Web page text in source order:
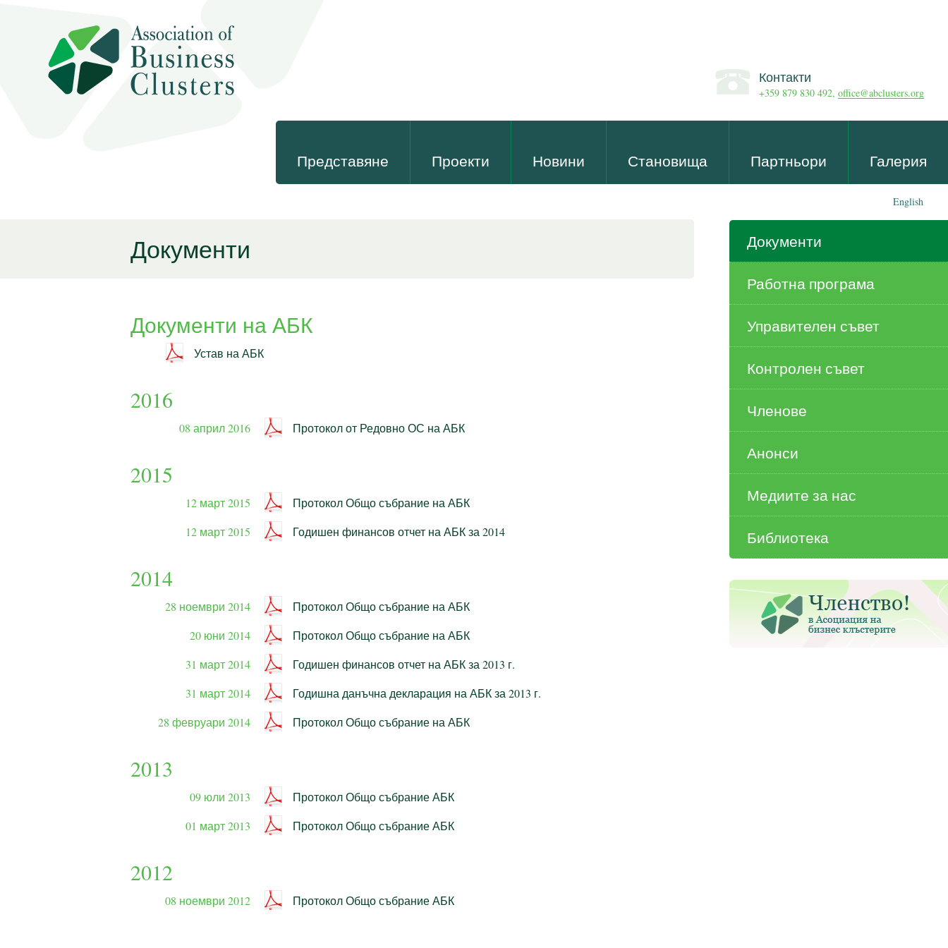
Контакти
+359 879 830 492, office@abclusters.org
Представяне Проекти Новини Становища Партньори Галерия
Документи
Документи на АБК
Устав на АБК
2016
08 април 2016 Протокол от Редовно ОС на АБК
2015
12 март 2015
Протокол Общо събрание на АБК
12 март 2015
Годишен финансов отчет на АБК за 2014
2014
28 ноември 2014
Протокол Общо събрание на АБК
20 юни 2014
Протокол Общо събрание на АБК
31 март 2014
Годишен финансов отчет на АБК за 2013 г.
31 март 2014
Годишна данъчна декларация на АБК за 2013 г.
28 февруари 2014
Протокол Общо събрание на АБК
2013
09 юли 2013
Протокол Общо събрание АБК
01 март 2013
Протокол Общо събрание АБК
2012
08 ноември 2012 Протокол Общо събрание АБК
English
Документи
Работна програма
Управителен съвет
Контролен съвет
Членове
Анонси
Медиите за нас
Библиотека